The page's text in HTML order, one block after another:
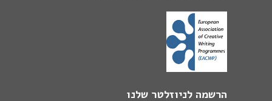
הרשמה לניוזלטר שלנו